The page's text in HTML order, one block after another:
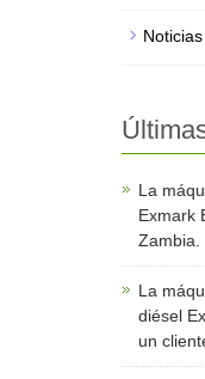
La
Exmark
Zambia.
La
diésel
un